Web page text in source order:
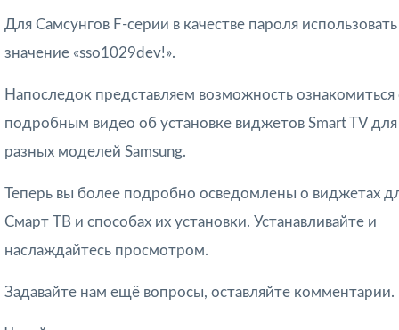
Для Самсунгов F-серии в качестве пароля использовать
значение «sso1029dev!».
Напоследок представляем возможность ознакомиться
подробным видео об установке виджетов Smart TV для
разных моделей Samsung.
Теперь вы более подробно осведомлены о виджетах
Смарт ТВ и способах их установки. Устанавливайте и
наслаждайтесь просмотром.
Задавайте нам ещё вопросы, оставляйте комментарии.